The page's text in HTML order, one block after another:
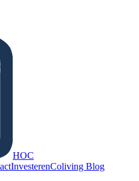
HOC
InvesterenColiving Blog